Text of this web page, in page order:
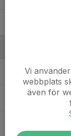
Ardison
Jimmy
Vi
webbplats
även för